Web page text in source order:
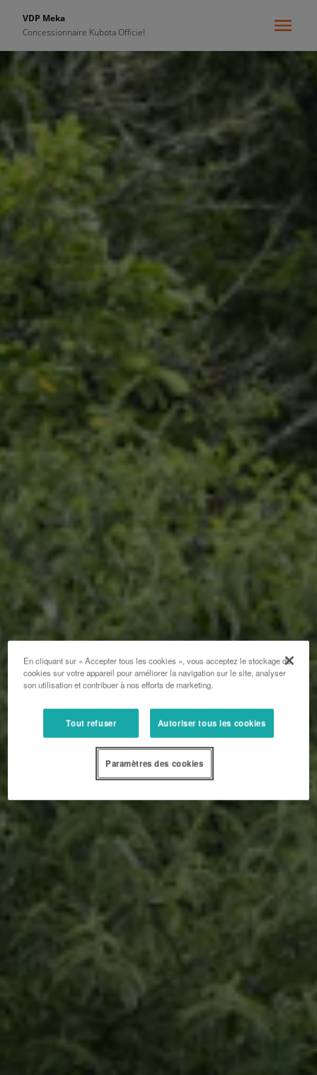
VDP Meka
Concessionnaire Kubota Officiel
En cliquant sur « Accepter tous les cookies », vous acceptez le stockage de
cookies sur votre appareil pour améliorer la navigation sur le site, analyser
son utilisation et contribuer à nos efforts de marketing.
Tout refuser Autoriser tous les cookies
Paramètres des cookies